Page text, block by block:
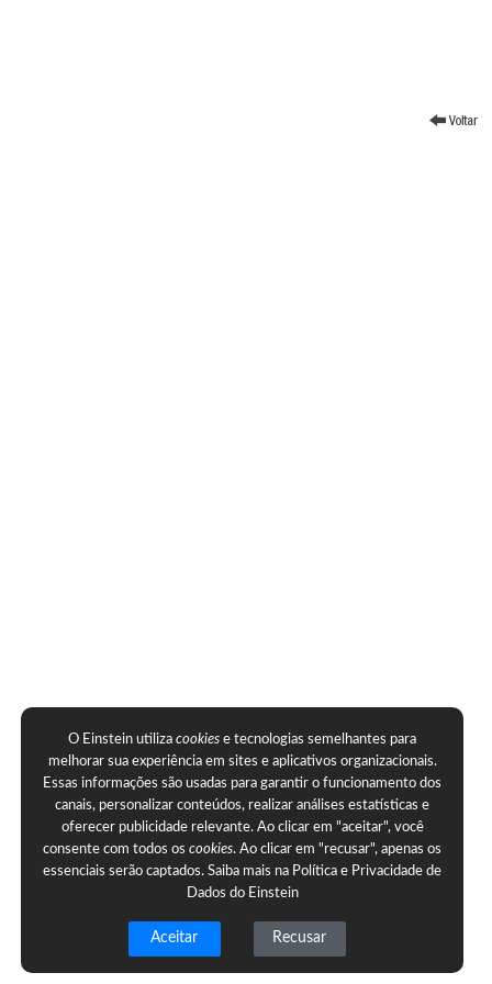
O Einstein utilizacookies e tecnologias semelhantes para
melhorar sua experiência em sites e aplicativos organizacionais.
Essas informações são usadas para garantir o funcionamento dos
canais, personalizar conteúdos, realizar análises estatísticas e
oferecer publicidade relevante. Ao clicar em "aceitar", você
consente com todos oscookies. Ao clicar em "recusar", apenas os
essenciais serão captados. Saiba mais na Política e Privacidade de
Dados do Einstein
Aceitar Recusar